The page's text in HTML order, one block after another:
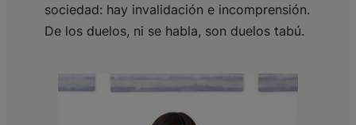
sociedad: hay invalidación e incomprensión.
De los duelos, ni se habla, son duelos tabú.